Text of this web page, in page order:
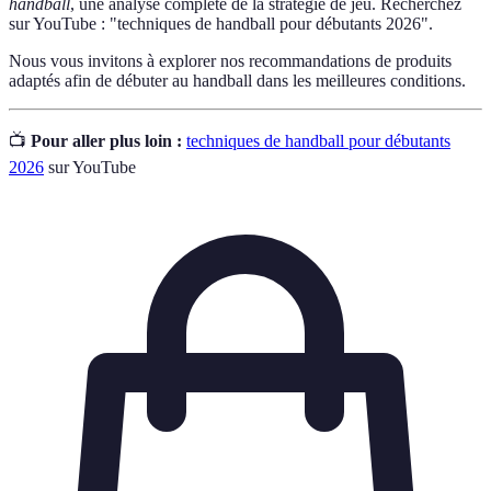
handball, une analyse complète de la stratégie de jeu. Recherchez
sur YouTube : "techniques de handball pour débutants 2026".
Nous vous invitons à explorer nos recommandations de produits
adaptés afin de débuter au handball dans les meilleures conditions.
📺 Pour aller plus loin : techniques de handball pour débutants
2026 sur YouTube